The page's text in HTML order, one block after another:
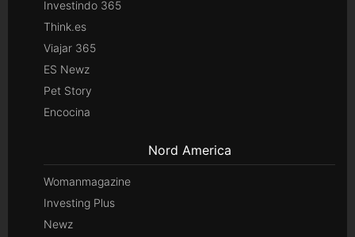
Investindo 365
Think.es
Viajar 365
ES Newz
Pet Story
Encocina
Nord America
Womanmagazine
Investing Plus
Newz